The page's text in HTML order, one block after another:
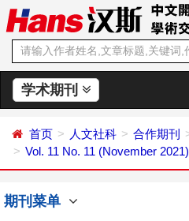
学术期刊
首页 人文社科 合作期刊
Vol. 11 No. 11 (November 2021)
期刊菜单